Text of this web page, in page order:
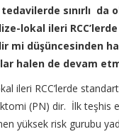
sınırlı da
lokal ileri
mi düşüncesinden
halen de devam
ileri RCC’lerde
(PN) dir. İlk teşhis
yüksek risk gurubu